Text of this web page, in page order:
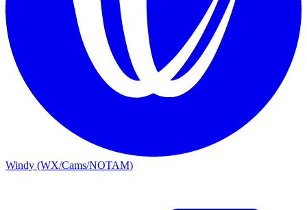
Windy (WX/Cams/NOTAM)